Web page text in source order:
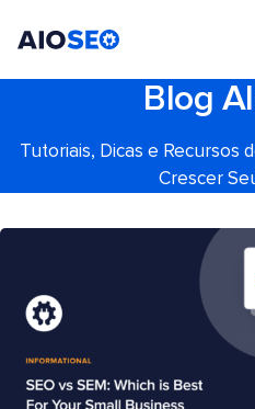
Blog
Tutoriais, Dicas e Recursos
Crescer